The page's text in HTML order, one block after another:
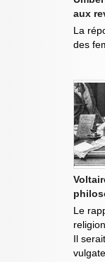
aux
La
des
Le
Il